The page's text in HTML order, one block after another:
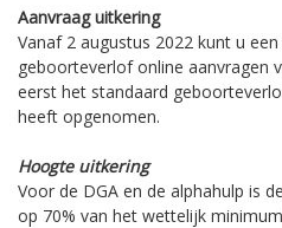
Aanvraag uitkering
Vanaf 2 augustus 2022 kunt u
geboorteverlof online aanvragen
eerst het standaard
heeft opgenomen.
Hoogte uitkering
Voor de DGA en de alphahulp is
op 70% van het wettelijk